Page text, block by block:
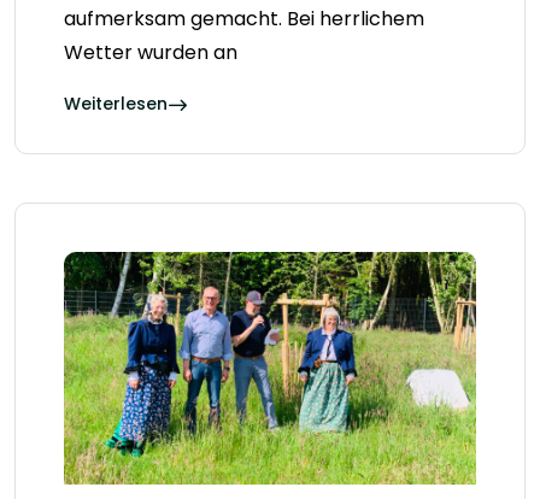
aufmerksam gemacht. Bei herrlichem
Wetter wurden an
Weiterlesen